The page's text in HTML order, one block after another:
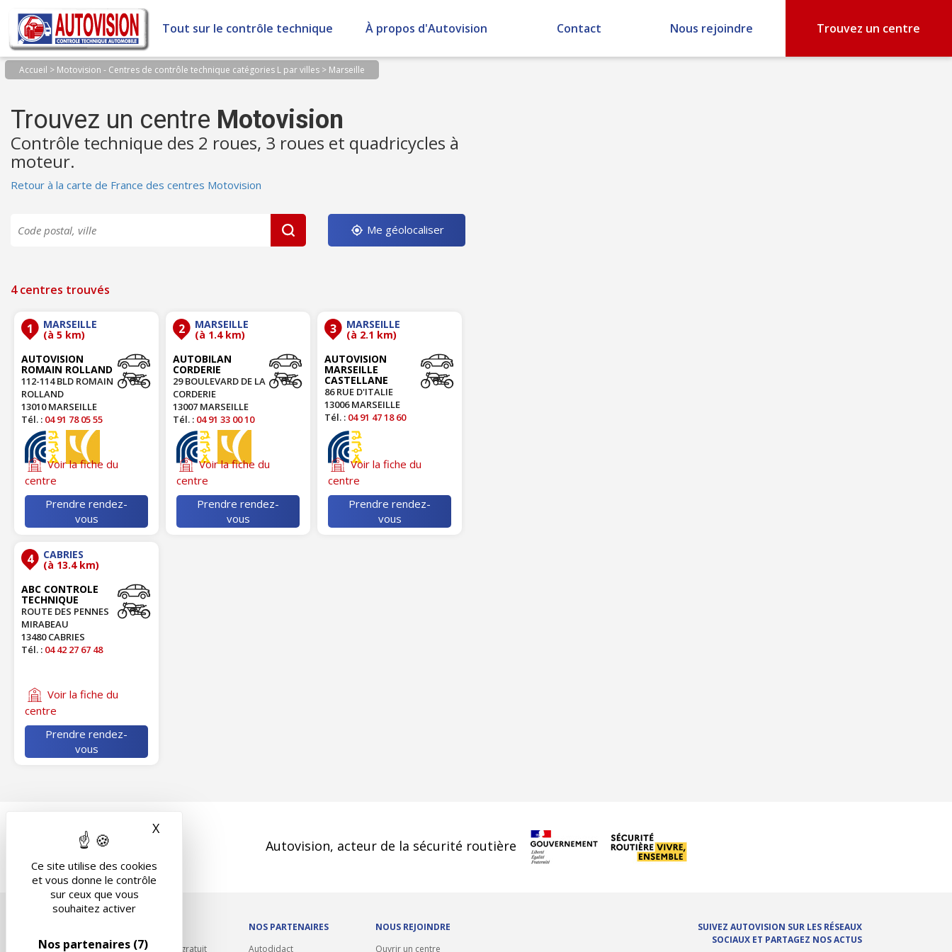
Panneau de gestion des cookies
Ce site utilise des cookies
et vous donne le contrôle
sur ceux que vous
souhaitez activer
Nos partenaires (7)
X
Tout sur le contrôle technique À propos d'Autovision Contact Nous rejoindre Trouvez un centre
Accueil > Motovision - Centres de contrôle technique catégories L par villes> Marseille
Trouvez un centre Motovision
Contrôle technique des 2 roues, 3 roues et quadricycles à
moteur.
Retour à la carte de France des centres Motovision
Me géolocaliser
4 centres trouvés
1 MARSEILLE
(à 5 km)
AUTOVISION
ROMAIN ROLLAND
112-114 BLD ROMAIN
ROLLAND
13010 MARSEILLE
Tél. : 04 91 78 05 55
Voir la fiche du
centre
Prendre rendez-
vous
2 MARSEILLE
(à 1.4 km)
AUTOBILAN
CORDERIE
29 BOULEVARD DE LA
CORDERIE
13007 MARSEILLE
Tél. : 04 91 33 00 10
Voir la fiche du
centre
Prendre rendez-
vous
3 MARSEILLE
(à 2.1 km)
AUTOVISION
MARSEILLE
CASTELLANE
86 RUE D'ITALIE
13006 MARSEILLE
Tél. : 04 91 47 18 60
Voir la fiche du
centre
Prendre rendez-
vous
4 CABRIES
(à 13.4 km)
ABC CONTROLE
TECHNIQUE
ROUTE DES PENNES
MIRABEAU
13480 CABRIES
Tél. : 04 42 27 67 48
Voir la fiche du
centre
Prendre rendez-
vous
Autovision, acteur de la sécurité routière
Rappel contrôle technique gratuit
NOS PARTENAIRES
Autodidact
NOUS REJOINDRE
Ouvrir un centre
SUIVEZ AUTOVISION SUR LES RÉSEAUX
SOCIAUX ET PARTAGEZ NOS ACTUS